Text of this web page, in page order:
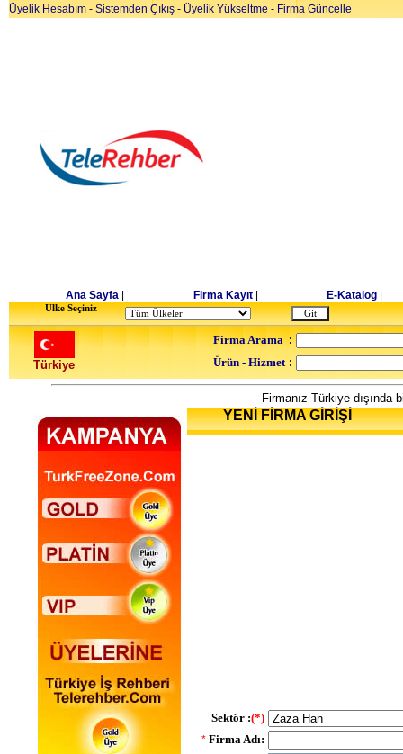
Üyelik Hesabım - Sistemden Çıkış - Üyelik Yükseltme - Firma Güncelle
Ana Sayfa Firma Kayıt E-Katalog|
Ulke Seçiniz
Türkiye
Firma Arama :
Ürün - Hizmet :
Firmanız Türkiye
YENİ FİRMA GİRİŞİ
Sektör :(*)
* Firma Adı: